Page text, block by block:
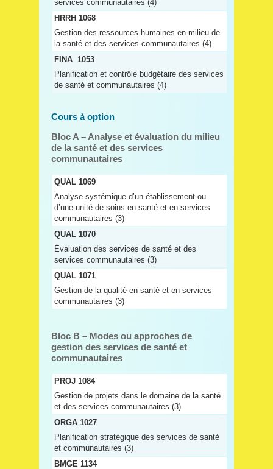
services communautaires (4)
HRRH 1068
Gestion des ressources humaines en milieu de
la santé et des services communautaires (4)
FINA 1053
Planification et contrôle budgétaire des services
de santé et communautaires (4)
Cours à option
Bloc A – Analyse et évaluation du milieu
de la santé et des services
communautaires
QUAL 1069
Analyse systémique d’un établissement ou
d’une unité de soins en santé et en services
communautaires (3)
QUAL 1070
Évaluation des services de santé et des
services communautaires (3)
QUAL 1071
Gestion de la qualité en santé et en services
communautaires (3)
Bloc B – Modes ou approches de
gestion des services de santé et
communautaires
PROJ 1084
Gestion de projets dans le domaine de la santé
et des services communautaires (3)
ORGA 1027
Planification stratégique des services de santé
et communautaires (3)
BMGE 1134